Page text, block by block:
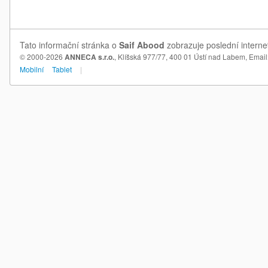
Tato informační stránka o Saif Abood zobrazuje poslední
© 2000-2026 ANNECA s.r.o., Klíšská 977/77, 400 01 Ústí nad Labem,
Mobilní
Tablet |